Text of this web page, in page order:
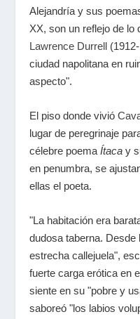
Alejandría y sus
XX, son un reflejo de lo
Lawrence Durrell
ciudad napolitana en
aspecto".
El piso donde vivió
lugar de peregrinaje
célebre poemaÍtaca y
en penumbra, se
ellas el poeta.
"La habitación era
dudosa taberna.
estrecha callejuela",
fuerte carga erótica en
siente en su "pobre y
saboreó "los labios